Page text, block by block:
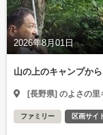
2026年8月01日
山の上のキャンプか
[長野県] のよさの里
ファミリー 区画サイ